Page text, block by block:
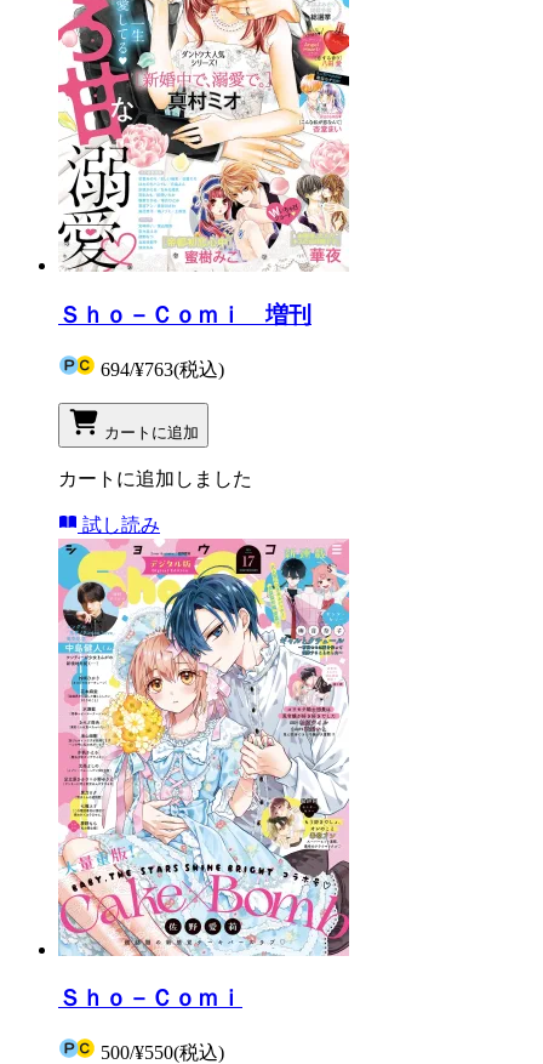
Ｓｈｏ－Ｃｏｍｉ 増刊
694/¥763(税込)
カートに追加
カートに追加しました
試し読み
Ｓｈｏ－Ｃｏｍｉ
500/¥550(税込)